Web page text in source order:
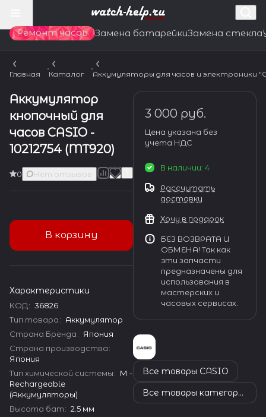
Ремонт часов Замена батарейкиЗамена стекла
Главная Каталог Аккумуляторы для часов и электроники
Аккумулятор
кнопочный для
часов CASIO -
10212754 (MT920)
0 Нет отзывов
В корзину
Характеристики
КОД: 36826
Тип товара: Аккумулятор
Страна Бренда: Япония
Страна производства:
Япония
Тип химической системы: М -
Rechargeable
(Аккумуляторы)
Высота бат: 2.5 мм
3 000 руб.
Цена указана без
учета НДС
В наличии: 4
Рассчитать
доставку
Хочу в подарок
БЕЗ ВОЗВРАТА И
ОБМЕНА! Так как
эти запчасти
предназначены для
использования в
мастерских и
часовых сервисах.
Все товары CASIO
Все товары категории